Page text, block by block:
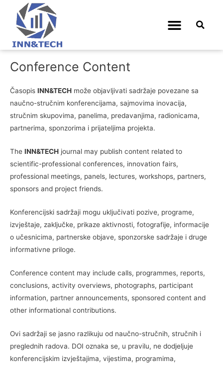
Konferencijski sadržaji
Conference Content
Časopis INN&TECH može objavljivati sadržaje povezane sa
naučno-stručnim konferencijama, sajmovima inovacija,
stručnim skupovima, panelima, predavanjima, radionicama,
partnerima, sponzorima i prijateljima projekta.
The INN&TECH journal may publish content related to
scientific-professional conferences, innovation fairs,
professional meetings, panels, lectures, workshops, partners,
sponsors and project friends.
Konferencijski sadržaji mogu uključivati pozive, programe,
izvještaje, zaključke, prikaze aktivnosti, fotografije, informacije
o učesnicima, partnerske objave, sponzorske sadržaje i druge
informativne priloge.
Conference content may include calls, programmes, reports,
conclusions, activity overviews, photographs, participant
information, partner announcements, sponsored content and
other informational contributions.
Ovi sadržaji se jasno razlikuju od naučno-stručnih, stručnih i
preglednih radova. DOI oznaka se, u pravilu, ne dodjeljuje
konferencijskim izvještajima, vijestima, programima,